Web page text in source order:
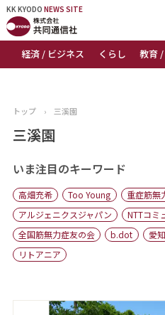
KK KYODO NEWS SITE
経済 / ビジネス くらし 教育
KK KYODONEWS SITE
トップページ
ニュース
おすすめコンテンツ
出版物
会社概要
トップ › 三溪園
三溪園
いま注目のキーワード
高畑充希 Too Young 重症筋無
アルジェニクスジャパン
NTTコミ
全国筋無力症友の会
b.dot 愛知
リトアニア